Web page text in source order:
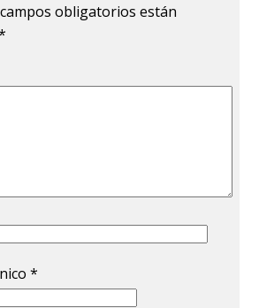
obligatorios están
*